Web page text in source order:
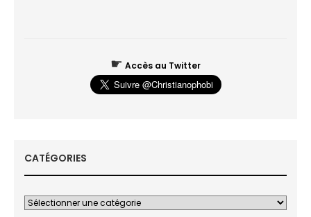
☛ Accès au Twitter
CATÉGORIES